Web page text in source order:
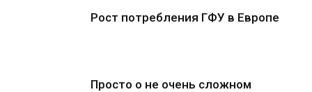
Рост потребления ГФУ в Европе
Просто о не очень сложном